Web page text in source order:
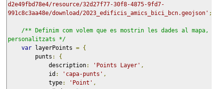
d2e49fbd78e4/resource/32d27f77-30f8-4875-9fd7-
991c8c3aa48e/download/2023_edificis_amics_bici_bcn.geojson' ;
/** Definim com volem que es mostrin les dades al mapa,
personalitzats */
var layerPoints = {
        punts
:
{
            description
: 'Points Layer' ,
            id
: 'capa-punts' ,
            type
: 'Point' ,